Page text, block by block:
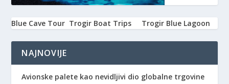
Blue Cave Tour Trogir Boat Trips Trogir Blue Lagoon
NAJNOVIJE
Avionske palete kao nevidljivi dio globalne trgovine